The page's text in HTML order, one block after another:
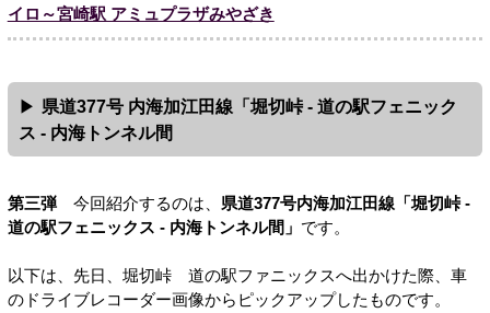
イロ～宮崎駅 アミュプラザみやざき
県道377号 内海加江田線「堀切峠 - 道の駅フェニック
ス - 内海トンネル間
第三弾今回紹介するのは、 県道377号内海加江田線「堀切峠 -
道の駅フェニックス - 内海トンネル間」 です。
以下は、先日、堀切峠 道の駅ファニックスへ出かけた際、車
のドライブレコーダー画像からピックアップしたものです。